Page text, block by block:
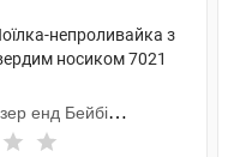
непроливайка з
носиком 7021
енд Бейбі